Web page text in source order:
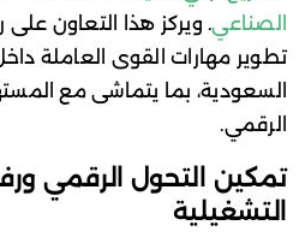
الصناعي. ويركز هذا التعاون على
تطوير مهارات القوى العاملة
السعودية، بما يتماشى مع
الرقمي.
تمكين التحول الرقمي
التشغيلية